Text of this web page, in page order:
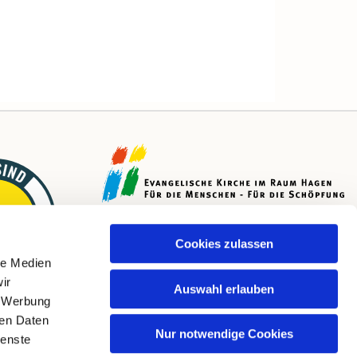
Medien
Daten
Cookies zulassen
Auswahl erlauben
Nur notwendige Cookies